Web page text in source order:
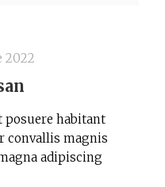
2022
habitant
convallis magnis
adipiscing